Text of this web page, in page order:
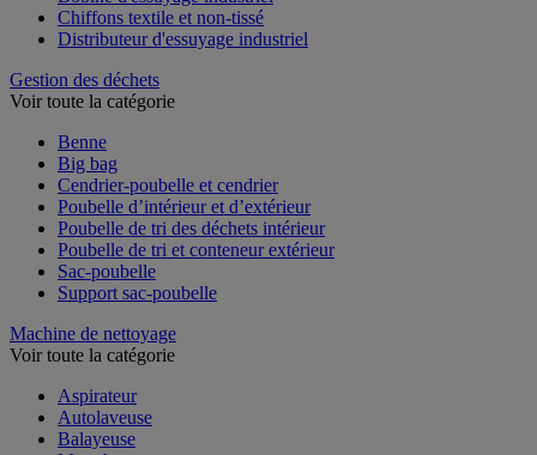
Bobine d'essuyage industriel
Chiffons textile et non-tissé
Gestion des déchets
Benne
Big bag
Cendrier-poubelle et cendrier
Poubelle d’intérieur et d’extérieur
Poubelle de tri des déchets intérieur
Poubelle de tri et conteneur extérieur
Sac-poubelle
Machine de nettoyage
Aspirateur
Autolaveuse